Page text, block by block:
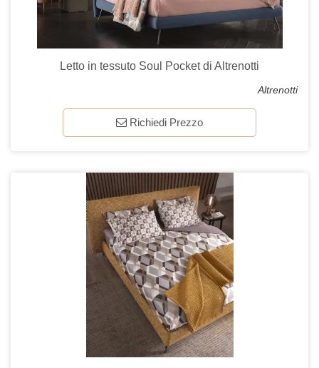
Letto in tessuto Soul Pocket di Altrenotti
Altrenotti
Richiedi Prezzo